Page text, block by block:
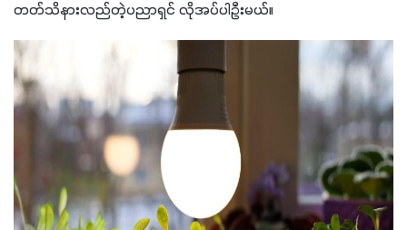
တတ်သိနားလည်တဲ့ပညာရှင် လိုအပ်ပါဦးမယ်။